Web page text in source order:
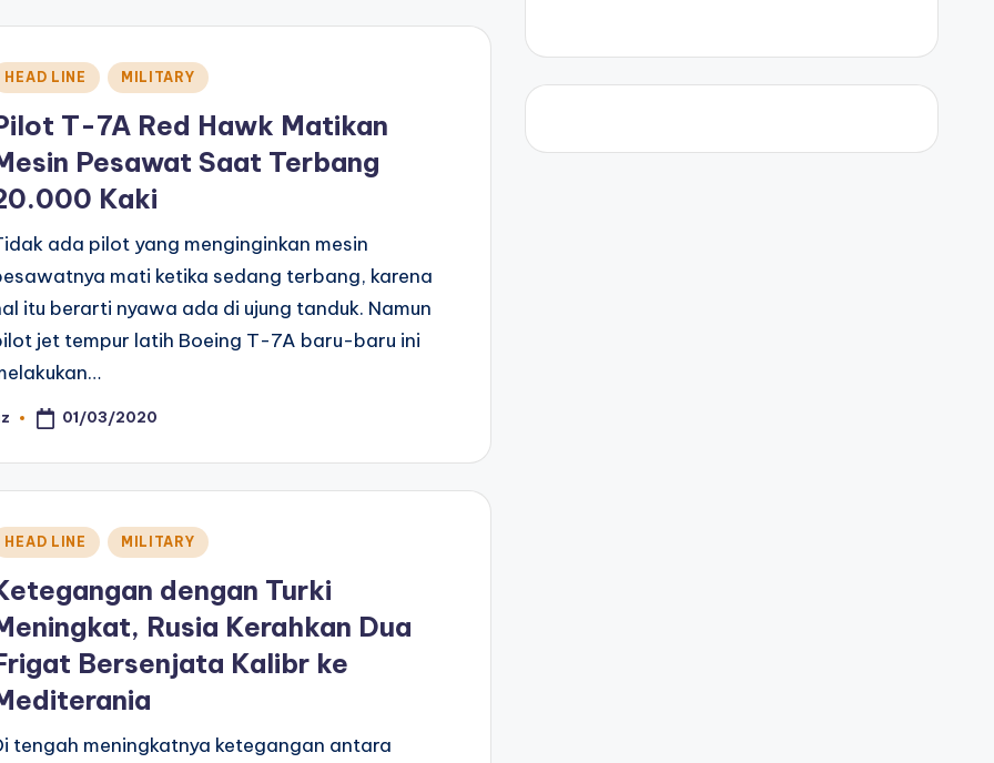
HEAD LINE MILITARY
T-7A Red Hawk Matikan
Pesawat Saat Terbang
Kaki
ada pilot yang menginginkan mesin
mati ketika sedang terbang, karena
itu berarti nyawa ada di ujung tanduk. Namun
jet tempur latih Boeing T-7A baru-baru ini
01/03/2020
HEAD LINE MILITARY
dengan Turki
Rusia Kerahkan Dua
Bersenjata Kalibr ke
tengah meningkatnya ketegangan antara